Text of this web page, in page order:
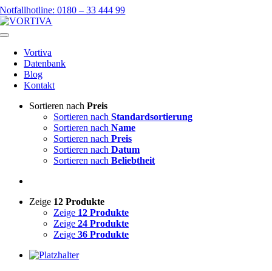
Skip
to
content
Notfallhotline: 0180 – 33 444 99
Toggle
Navigation
Vortiva
Datenbank
Blog
Kontakt
Sortieren nach Preis
Sortieren nach Standardsortierung
Sortieren nach Name
Sortieren nach Preis
Sortieren nach Datum
Sortieren nach Beliebtheit
Zeige 12 Produkte
Zeige 12 Produkte
Zeige 24 Produkte
Zeige 36 Produkte